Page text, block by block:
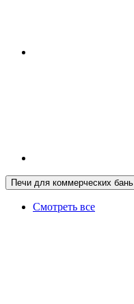
Печи для коммерческих бань
Смотреть все